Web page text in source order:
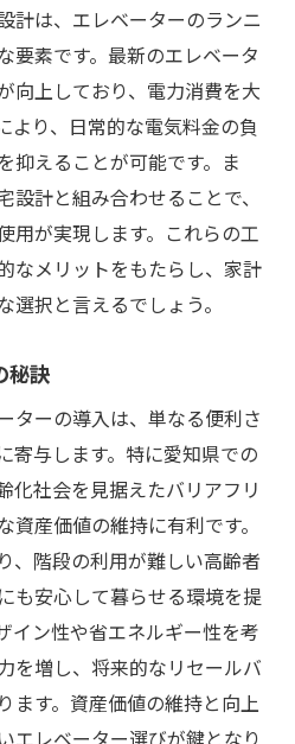
計は、エレベーターのランニ
要素です。最新のエレベータ
向上しており、電力消費を大
より、日常的な電気料金の負
抑えることが可能です。ま
計と組み合わせることで、
用が実現します。これらの工
なメリットをもたらし、家計
選択と言えるでしょう。
秘訣
ターの導入は、単なる便利さ
寄与します。特に愛知県での
化社会を見据えたバリアフリ
産価値の維持に有利です。
、階段の利用が難しい高齢者
も安心して暮らせる環境を提
イン性や省エネルギー性を考
を増し、将来的なリセールバ
ます。資産価値の維持と向上
エレベーター選びが鍵となり